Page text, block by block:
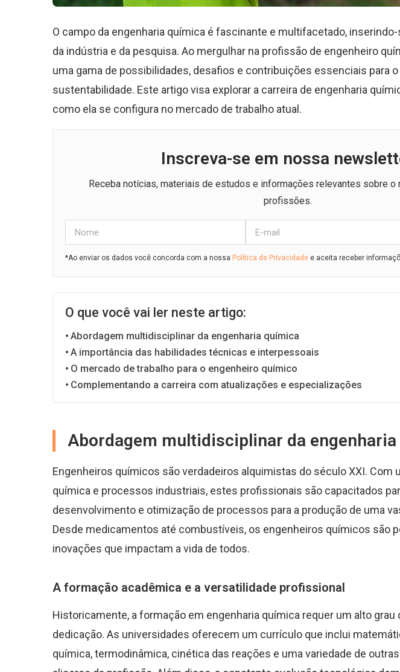
O campo da engenharia química é fascinante e multifacetado,
da indústria e da pesquisa. Ao mergulhar na profissão de engenheiro
uma gama de possibilidades, desafios e contribuições essenciais para
sustentabilidade. Este artigo visa explorar a carreira de engenharia
como ela se configura no mercado de trabalho atual.
Inscreva-se em nossa
Receba notícias, materiais de estudos e informações relevantes sobre o
profissões.
*Ao enviar os dados você concorda com a nossa Política de Privacidade e aceita receber
O que você vai ler neste artigo:
Abordagem multidisciplinar da engenharia química
A importância das habilidades técnicas e interpessoais
O mercado de trabalho para o engenheiro químico
Complementando a carreira com atualizações e especializações
Abordagem multidisciplinar da
Engenheiros químicos são verdadeiros alquimistas do século XXI. Com
química e processos industriais, estes profissionais são capacitados
desenvolvimento e otimização de processos para a produção de uma
Desde medicamentos até combustíveis, os engenheiros químicos são
inovações que impactam a vida de todos.
A formação acadêmica e a versatilidade profissional
Historicamente, a formação em engenharia química requer um alto
dedicação. As universidades oferecem um currículo que inclui
química, termodinâmica, cinética das reações e uma variedade de